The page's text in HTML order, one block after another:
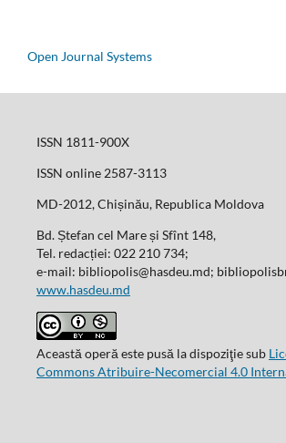
Open Journal Systems
ISSN 1811-900X
ISSN online 2587-3113
MD-2012, Chișinău, Republica Moldova
Bd. Ștefan cel Mare și Sfînt 148,
Tel. redacției: 022 210 734;
e-mail: bibliopolis@hasdeu.md;
www.hasdeu.md
Această operă este pusă la dispoziţie sub
Commons Atribuire-Necomercial 4.0